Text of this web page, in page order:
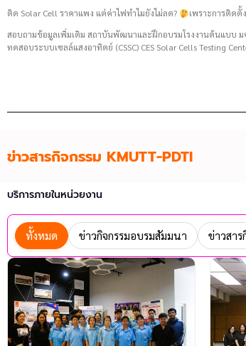
ติด Solar Cell ราคาแพง แต่ค่าไฟทำไมยังไม่ลด?
เพราะการติดตั้
สอบถามข้อมูลเพิ่มเติม สถาบันพัฒนาและฝึกอบรมโรงงานต้นแบบ
ทดสอบระบบเซลล์แสงอาทิตย์ (CSSC) CES Solar Cells Testing
ข่าวสารกิจกรรม KMUTT-PDTI
บริการภายในหน่วยงาน
ทั้งหมด ข่าวกิจกรรมอบรมสัมมนา ข่าวสาร